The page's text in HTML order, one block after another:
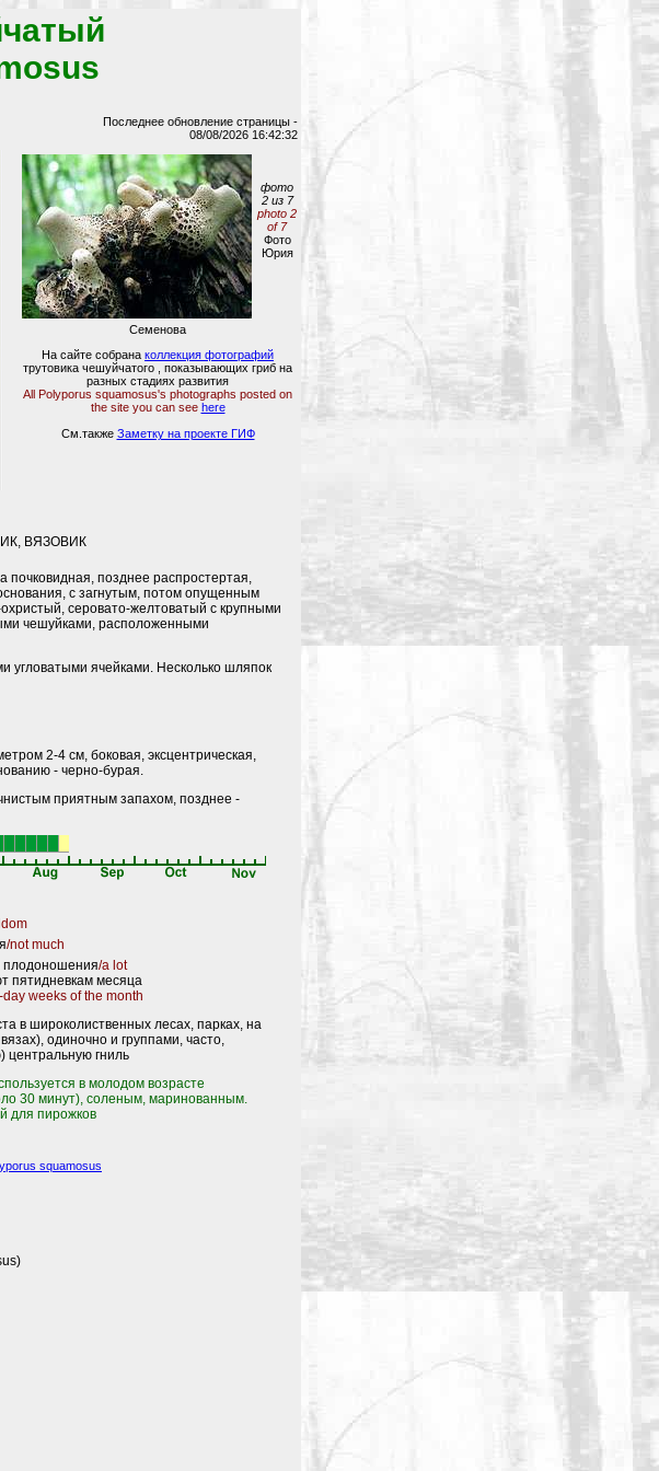
Последнее обновление страницы -
08/08/2026 16:42:32
фото
2 из 7
photo 2
of 7
Фото
Юрия
Семенова
На сайте собрана коллекция фотографий
трутовика чешуйчатого , показывающих гриб на
разных стадиях развития
All Polyporus squamosus's photographs posted on
the site you can see here
См.также Заметку на проекте ГИФ
ВЯЗОВИК
позднее распростертая,
с загнутым, потом опущенным
серовато-желтоватый с крупными
чешуйками, расположенными
угловатыми ячейками. Несколько шляпок
2-4 см, боковая, эксцентрическая,
- черно-бурая.
приятным запахом, позднее -
/not much
плодоношения/a lot
пятидневкам месяца
weeks of the month
в широколиственных лесах, парках, на
одиночно и группами, часто,
центральную гниль
в молодом возрасте
30 минут), соленым, маринованным.
для пирожков
squamosus